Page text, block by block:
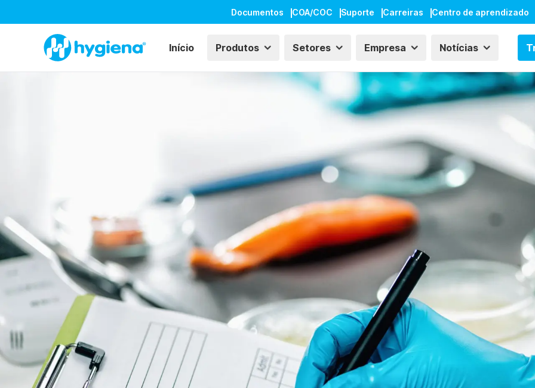
Documentos COA/COC Suporte Carreiras Centro de aprendizado
Início Produtos Setores Empresa Notícias